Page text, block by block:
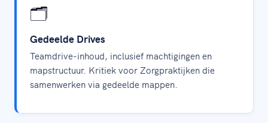
🗂️
Gedeelde Drives
Teamdrive-inhoud, inclusief machtigingen en
mapstructuur. Kritiek voor Zorgpraktijken die
samenwerken via gedeelde mappen.